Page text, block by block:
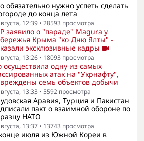
обязательно нужно успеть сделать
до конца лета
12:39 • 28593 просмотра
заявило о "параде" Magura у
Крыма "ко Дню Ялты" -
эксклюзивные кадры
13:26 • 18093 просмотра
осуществила одну из самых
атак на "Укрнафту",
семь объектов добычи
13:33 • 5592 просмотра
Аравия, Турция и Пакистан
пакт о взаимной обороне по
НАТО
13:37 • 13743 просмотра
июля из Южной Кореи в